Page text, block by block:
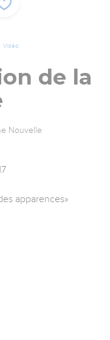
Vidéo
de la
Nouvelle
apparences»